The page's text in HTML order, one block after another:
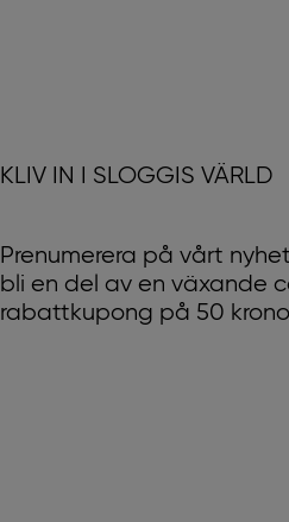
KLIV IN I SLOGGIS VÄRLD
Prenumerera på vårt
bli en del av en växande
rabattkupong på 50